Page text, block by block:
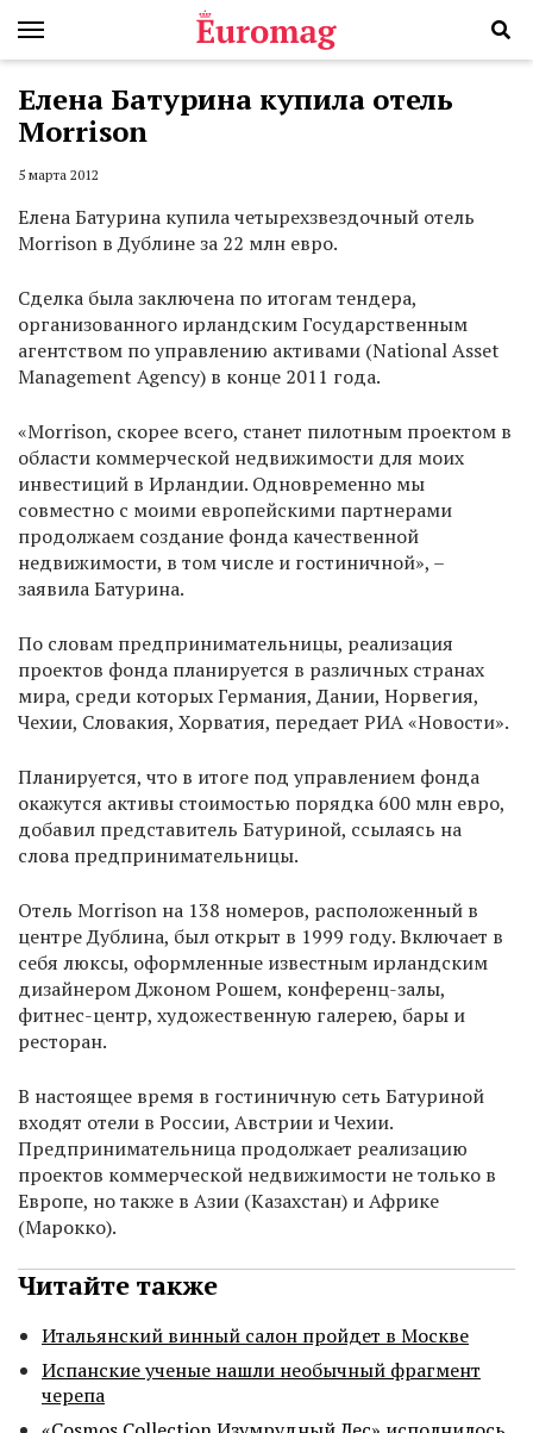
Елена Батурина купила отель
Morrison
5 марта 2012
Елена Батурина купила четырехзвездочный отель
Morrison в Дублине за 22 млн евро.
Сделка была заключена по итогам тендера,
организованного ирландским Государственным
агентством по управлению активами (National Asset
Management Agency) в конце 2011 года.
«Morrison, скорее всего, станет пилотным проектом в
области коммерческой недвижимости для моих
инвестиций в Ирландии. Одновременно мы
совместно с моими европейскими партнерами
продолжаем создание фонда качественной
недвижимости, в том числе и гостиничной», –
заявила Батурина.
По словам предпринимательницы, реализация
проектов фонда планируется в различных странах
мира, среди которых Германия, Дании, Норвегия,
Чехии, Словакия, Хорватия, передает РИА «Новости».
Планируется, что в итоге под управлением фонда
окажутся активы стоимостью порядка 600 млн евро,
добавил представитель Батуриной, ссылаясь на
слова предпринимательницы.
Отель Morrison на 138 номеров, расположенный в
центре Дублина, был открыт в 1999 году. Включает в
себя люксы, оформленные известным ирландским
дизайнером Джоном Рошем, конференц-залы,
фитнес-центр, художественную галерею, бары и
ресторан.
В настоящее время в гостиничную сеть Батуриной
входят отели в России, Австрии и Чехии.
Предпринимательница продолжает реализацию
проектов коммерческой недвижимости не только в
Европе, но также в Азии (Казахстан) и Африке
(Марокко).
Читайте также
Итальянский винный салон пройдет в Москве
Испанские ученые нашли необычный фрагмент
черепа